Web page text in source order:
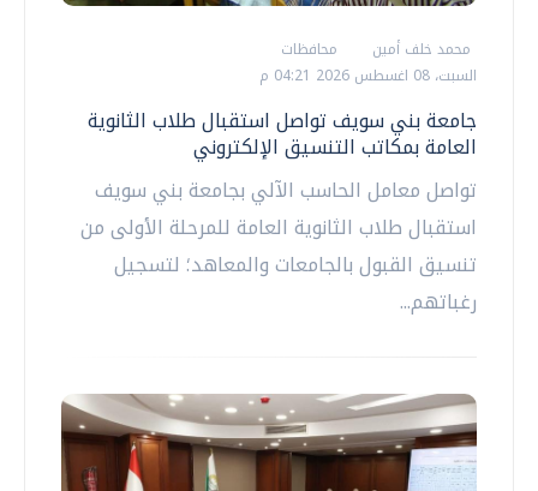
محمد خلف أمين
محافظات
السبت، 08 اغسطس 2026 04:21 م
جامعة بني سويف تواصل استقبال طلاب الثانوية
العامة بمكاتب التنسيق الإلكتروني
تواصل معامل الحاسب الآلي بجامعة بني سويف
استقبال طلاب الثانوية العامة للمرحلة الأولى من
تنسيق القبول بالجامعات والمعاهد؛ لتسجيل
رغباتهم...